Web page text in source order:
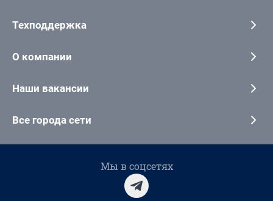
Техподдержка
О компании
Наши вакансии
Все города сети
Мы в соцсетях